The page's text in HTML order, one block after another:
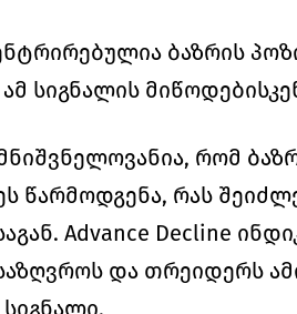
ბაზრის
სიგნალის
რომ
წარმოდგენა, რას
Advance Decline
და თრეიდერს